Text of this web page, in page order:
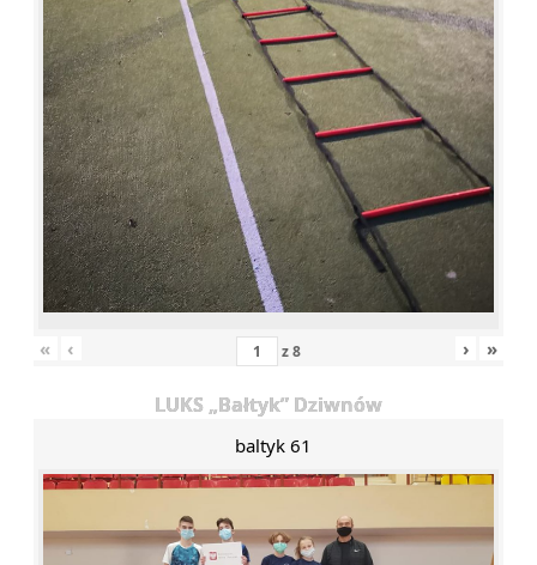
« ‹ z8 › »
LUKS „Bałtyk” Dziwnów
baltyk 61